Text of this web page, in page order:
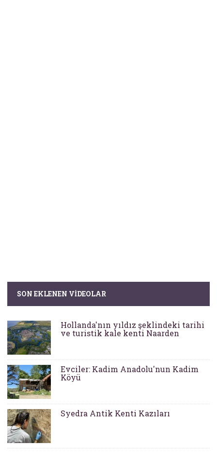
SON EKLENEN VIDEOLAR
Hollanda'nın yıldız şeklindeki tarihi
ve turistik kale kenti Naarden
Evciler: Kadim Anadolu'nun Kadim
Köyü
Syedra Antik Kenti Kazıları